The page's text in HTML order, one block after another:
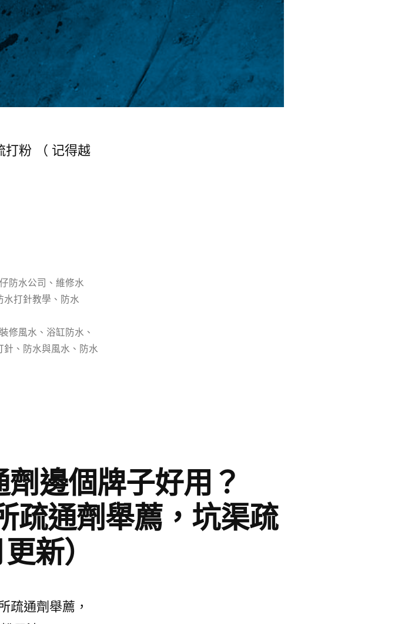
打粉 （ 记得越
防水公司 、維修水
水打針教學 、 防水
修風水 、 浴缸防水 、
針 、 防水與風水 、 防水
邊個牌子好用？
通劑舉薦，坑渠疏
新）
疏通劑舉薦，